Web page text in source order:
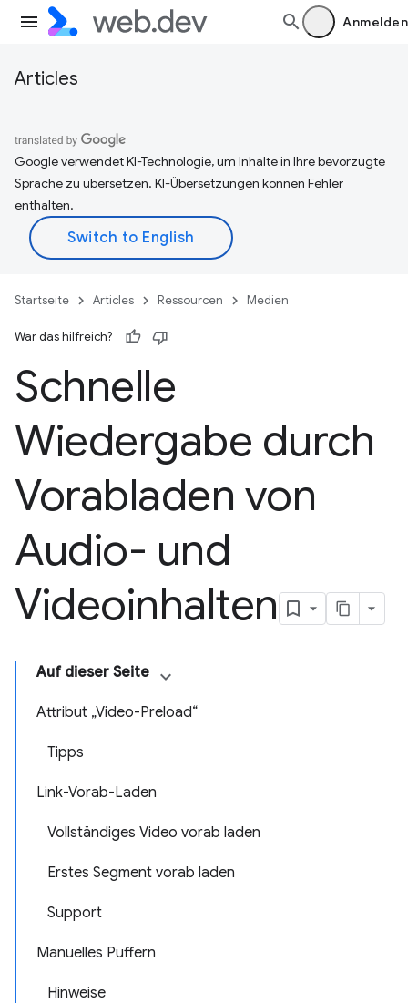
Anmelden
Articles
Google verwendet KI-Technologie, um Inhalte in Ihre bevorzugte
Sprache zu übersetzen. KI-Übersetzungen können Fehler
enthalten.
Startseite Articles Ressourcen Medien
War das hilfreich?
Schnelle
Wiedergabe durch
Vorabladen von
Audio- und
Videoinhalten
Auf dieser Seite
Attribut „Video-Preload“
Tipps
Link-Vorab-Laden
Vollständiges Video vorab laden
Erstes Segment vorab laden
Support
Manuelles Puffern
Hinweise